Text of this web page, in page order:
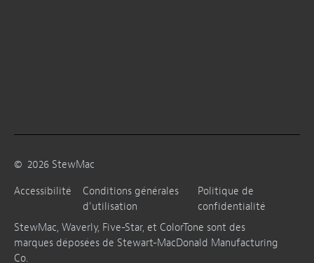
© 2026 StewMac
Accessibilité
Conditions générales
d’utilisation
Politique de
confidentialité
StewMac, Waverly, Five-Star, et ColorTone sont des
marques déposées de Stewart-MacDonald Manufacturing
Co.